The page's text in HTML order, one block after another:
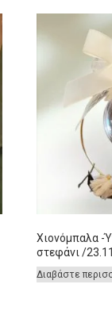
Χιονόμπαλα -
στεφάνι /
Διαβάστε